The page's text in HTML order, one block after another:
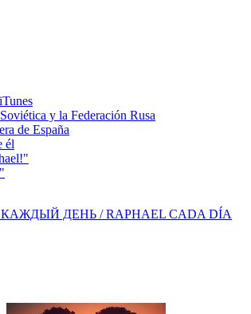
y la Federación Rusa
de España
él
ДЕНЬ / RAPHAEL CADA DÍA